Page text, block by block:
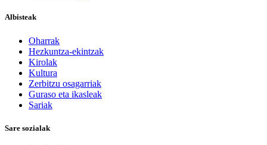
Albisteak
Oharrak
Hezkuntza-ekintzak
Kirolak
Kultura
Zerbitzu osagarriak
Guraso eta ikasleak
Sariak
Sare sozialak